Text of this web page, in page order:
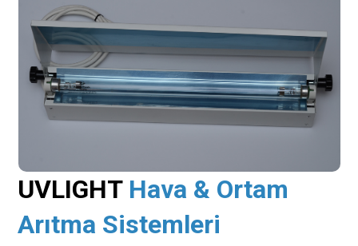
UVLIGHT Hava & Ortam
Arıtma Sistemleri